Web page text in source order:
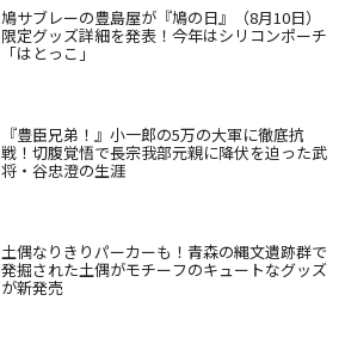
鳩サブレーの豊島屋が『鳩の日』（8月10日）
限定グッズ詳細を発表！今年はシリコンポーチ
「はとっこ」
『豊臣兄弟！』小一郎の5万の大軍に徹底抗
戦！切腹覚悟で長宗我部元親に降伏を迫った武
将・谷忠澄の生涯
土偶なりきりパーカーも！青森の縄文遺跡群で
発掘された土偶がモチーフのキュートなグッズ
が新発売